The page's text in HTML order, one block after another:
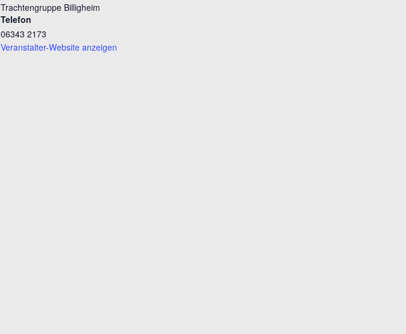
Trachtengruppe Billigheim
Telefon
06343 2173
Veranstalter-Website anzeigen